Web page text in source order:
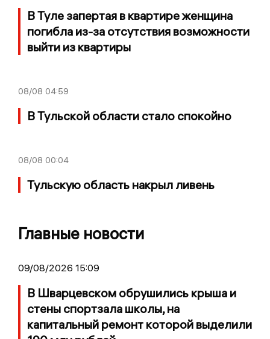
В Туле запертая в квартире женщина
погибла из-за отсутствия возможности
выйти из квартиры
08/08 04:59
В Тульской области стало спокойно
08/08 00:04
Тульскую область накрыл ливень
Главные новости
09/08/2026 15:09
В Шварцевском обрушились крыша и
стены спортзала школы, на
капитальный ремонт которой выделили